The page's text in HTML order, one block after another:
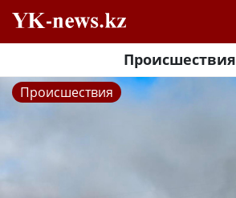
Происшествия
Происшествия